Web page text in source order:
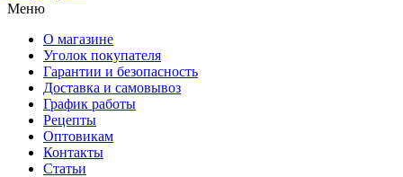
Меню
О магазине
Уголок покупателя
Гарантии и безопасность
Доставка и самовывоз
График работы
Рецепты
Оптовикам
Контакты
Статьи